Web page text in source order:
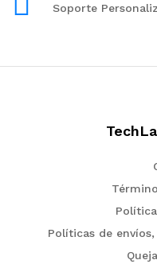
Soporte
Políticas de